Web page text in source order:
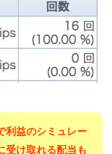
利益のシミュレー
受け取れる配当も